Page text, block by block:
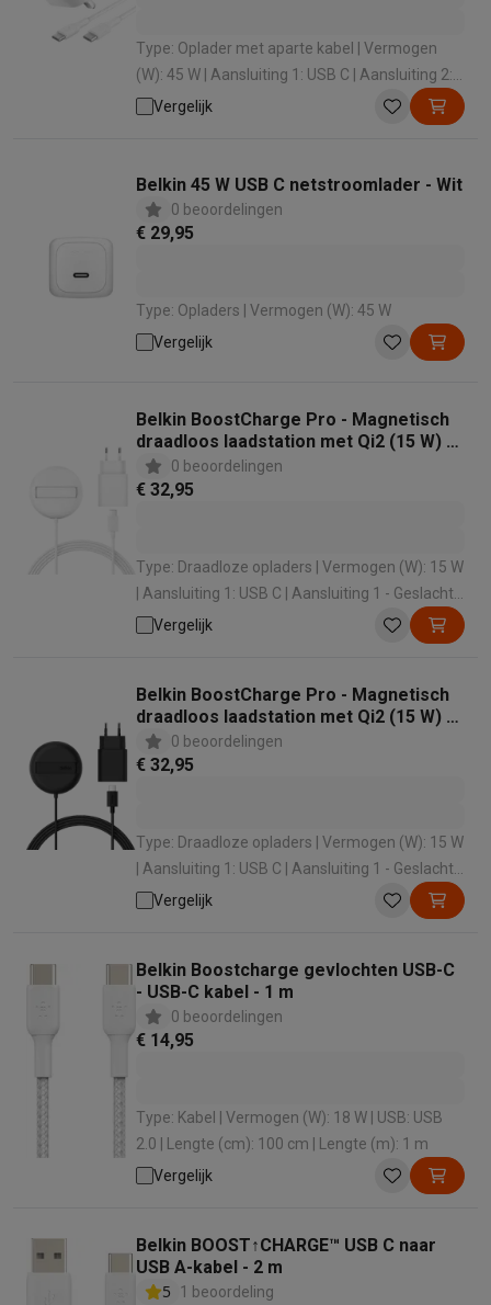
Type: Oplader met aparte kabel | Vermogen
(W): 45 W | Aansluiting 1: USB C | Aansluiting 2:
USB C | Aansluiting 1 - Geslacht: Male
Vergelijk
Belkin 45 W USB C netstroomlader - Wit
0 beoordelingen
€ 29,95
Type: Opladers | Vermogen (W): 45 W
Vergelijk
Belkin BoostCharge Pro - Magnetisch
draadloos laadstation met Qi2 (15 W) -
Wit
0 beoordelingen
€ 32,95
Type: Draadloze opladers | Vermogen (W): 15 W
| Aansluiting 1: USB C | Aansluiting 1 - Geslacht:
MaleVergelijk
Belkin BoostCharge Pro - Magnetisch
draadloos laadstation met Qi2 (15 W) -
Zwart0 beoordelingen
€ 32,95
Type: Draadloze opladers | Vermogen (W): 15 W
| Aansluiting 1: USB C | Aansluiting 1 - Geslacht:
MaleVergelijk
Belkin Boostcharge gevlochten USB-C
- USB-C kabel - 1 m
0 beoordelingen
€ 14,95
Type: Kabel | Vermogen (W): 18 W | USB: USB
2.0 | Lengte (cm): 100 cm | Lengte (m): 1 m
Vergelijk
Belkin BOOST↑CHARGE™ USB C naar
USB A-kabel - 2 m
5
1 beoordeling